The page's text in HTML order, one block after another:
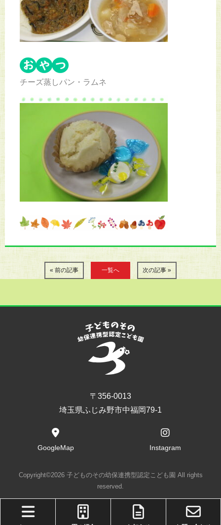
チーズ蒸しパン・ラムネ
« 前の記事 一覧へ 次の記事 »
〒356-0013
埼玉県ふじみ野市中福岡79-1
GoogleMap Instagram
Copyright©2026 子どものその幼保連携型認定こども園 All rights
reserved.